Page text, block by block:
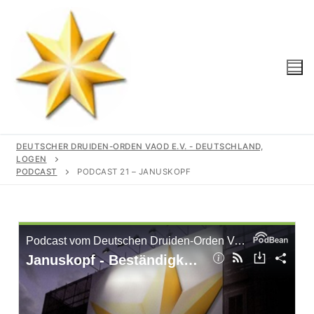
Gemeinschaft
Geschichte
Logen
Region
Wir Unterstützen
DEUTSCHER DRUIDEN-ORDEN VAOD E.V. - DEUTSCHLAND,
LOGEN
PODCAST
PODCAST 21 – JANUSKOPF